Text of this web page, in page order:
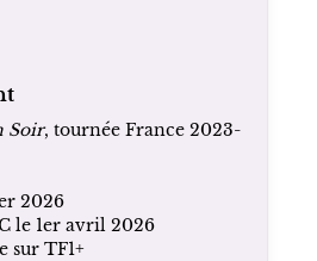
Soir, tournée France 2023-
2026
le 1er avril 2026
sur TF1+